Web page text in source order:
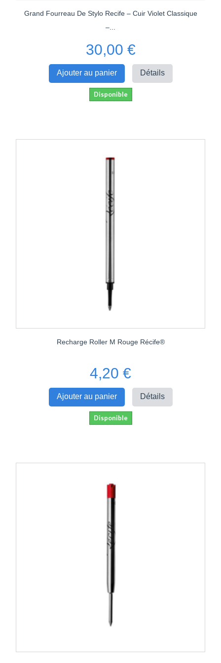
Grand Fourreau De Stylo Recife – Cuir Violet Classique
–...
30,00 €
Ajouter au panier Détails
Disponible
Recharge Roller M Rouge Récife®
4,20 €
Ajouter au panier Détails
Disponible